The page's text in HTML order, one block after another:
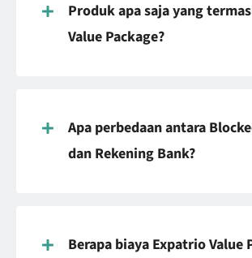
Produk apa saja yang
Value Package?
Apa perbedaan antara
dan Rekening Bank?
Berapa biaya Expatrio Value